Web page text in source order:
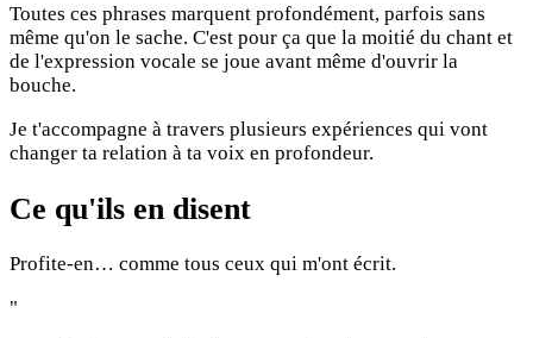
Toutes ces phrases marquent profondément, parfois sans
même qu'on le sache. C'est pour ça que la moitié du chant et
de l'expression vocale se joue avant même d'ouvrir la
bouche.
Je t'accompagne à travers plusieurs expériences qui vont
changer ta relation à ta voix en profondeur.
Ce qu'ils en disent
Profite-en… comme tous ceux qui m'ont écrit.
"